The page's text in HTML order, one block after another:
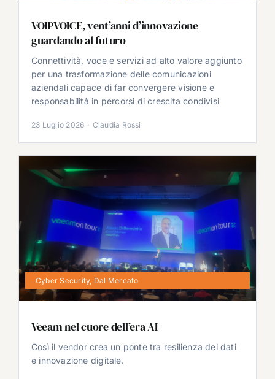
VOIPVOICE, vent’anni d’innovazione
guardando al futuro
Connettività, voce e servizi ad alto valore aggiunto
per una trasformazione delle comunicazioni
aziendali capace di far convergere visione e
responsabilità in percorsi di crescita condivisi
23 Luglio 2026 · Claudia Rossi
Cyber Security, Dal Mercato
Veeam nel cuore dell’era AI
Così il vendor crea un ponte tra resilienza dei dati
e innovazione digitale.